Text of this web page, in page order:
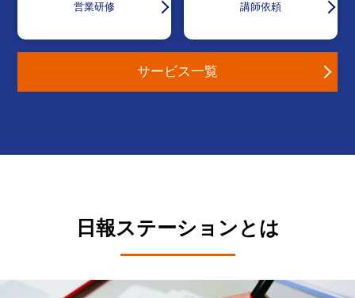
営業研修 講師依頼
サービス一覧
日報ステーションとは